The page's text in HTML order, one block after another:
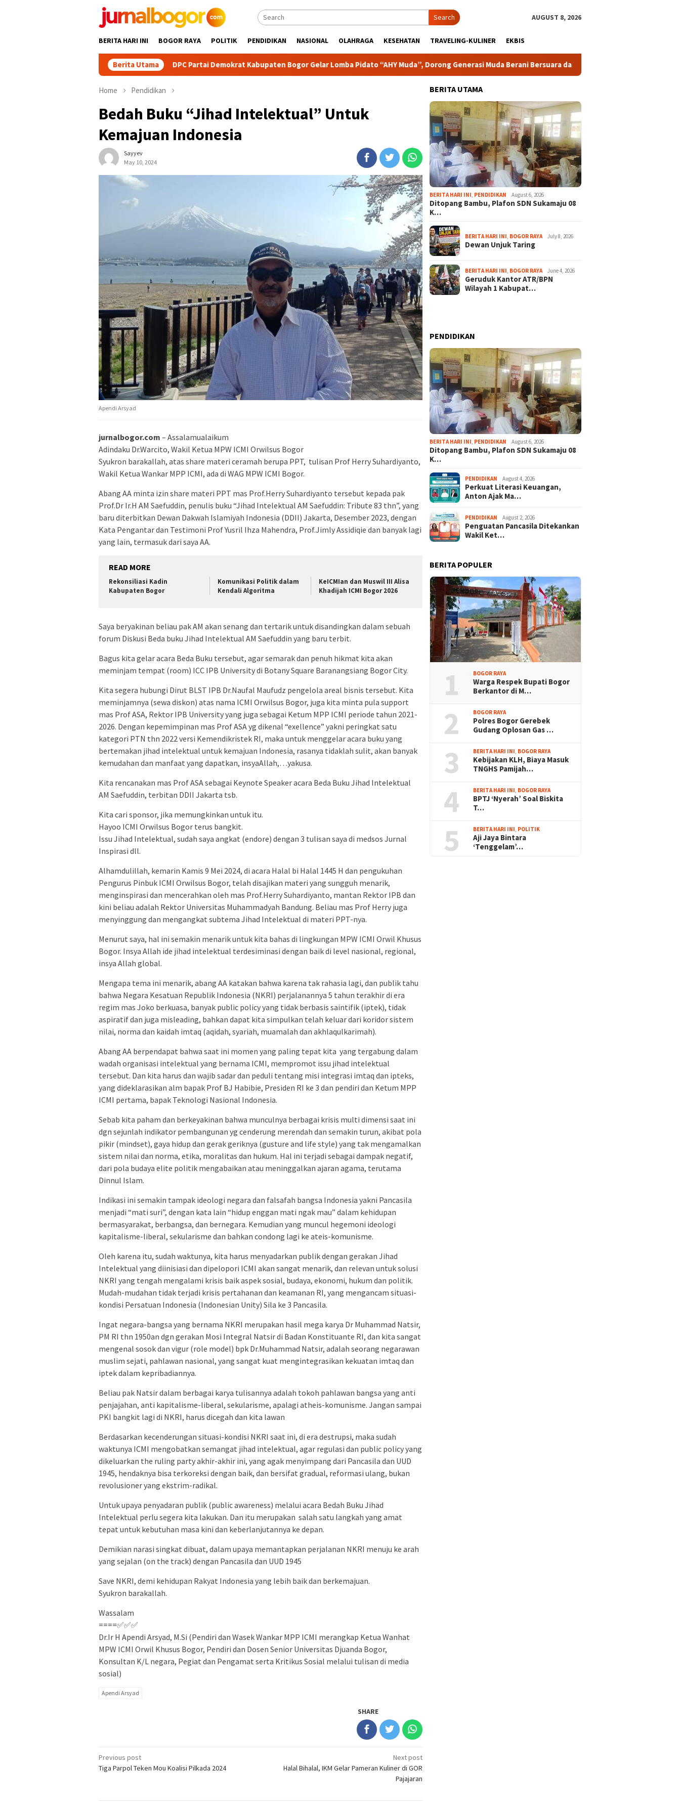
Search AUGUST 8, 2026
BERITA HARI INI BOGOR RAYA POLITIK PENDIDIKAN NASIONAL OLAHRAGA KESEHATAN TRAVELING-KULINER EKBIS
Berita Utama
DPC Partai Demokrat Kabupaten Bogor Gelar Lomba Pidato “AHY Muda”, Dorong Generasi Muda Berani Bersuara dan Merawat Demokrasi
Home Pendidikan
Bedah Buku “Jihad Intelektual” Untuk
Kemajuan Indonesia
Sayyev
May 10, 2024
Apendi Arsyad
jurnalbogor.com – Assalamualaikum
Adindaku Dr.Warcito, Wakil Ketua MPW ICMI Orwilsus Bogor
Syukron barakallah, atas share materi ceramah berupa PPT, tulisan Prof Herry Suhardiyanto,
Wakil Ketua Wankar MPP ICMI, ada di WAG MPW ICMI Bogor.
Abang AA minta izin share materi PPT mas Prof.Herry Suhardiyanto tersebut kepada pak
Prof.Dr Ir.H AM Saefuddin, penulis buku “Jihad Intelektual AM Saefuddin: Tribute 83 thn”, yang
baru diterbitkan Dewan Dakwah Islamiyah Indonesia (DDII) Jakarta, Desember 2023, dengan
Kata Pengantar dan Testimoni Prof Yusril Ihza Mahendra, Prof.Jimly Assidiqie dan banyak lagi
yang lain, termasuk dari saya AA.
READ MORE
Rekonsiliasi Kadin
Kabupaten Bogor
Komunikasi Politik dalam
Kendali Algoritma
KeICMIan dan Muswil III Alisa
Khadijah ICMI Bogor 2026
Saya beryakinan beliau pak AM akan senang dan tertarik untuk disandingkan dalam sebuah
forum Diskusi Beda buku Jihad Intelektual AM Saefuddin yang baru terbit.
Bagus kita gelar acara Beda Buku tersebut, agar semarak dan penuh hikmat kita akan
meminjam tempat (room) ICC IPB University di Botany Square Baranangsiang Bogor City.
Kita segera hubungi Dirut BLST IPB Dr.Naufal Maufudz pengelola areal bisnis tersebut. Kita
meminjamnya (sewa diskon) atas nama ICMI Orwilsus Bogor, juga kita minta pula support
mas Prof ASA, Rektor IPB University yang juga sebagai Ketum MPP ICMI periode tahun 2021-
2026. Dengan kepemimpinan mas Prof ASA yg dikenal “exellence” yakni peringkat satu
kategori PTN thn 2022 versi Kemendikristek RI, maka untuk menggelar acara buku yang
bertemakan jihad intelektual untuk kemajuan Indonesia, rasanya tidaklah sulit, akan banyak
kemudahan dan manfaat yang dapatkan, insyaAllah,…yakusa.
Kita rencanakan mas Prof ASA sebagai Keynote Speaker acara Beda Buku Jihad Intelektual
AM Saefuddin, terbitan DDII Jakarta tsb.
Kita cari sponsor, jika memungkinkan untuk itu.
Hayoo ICMI Orwilsus Bogor terus bangkit.
Issu Jihad Intelektual, sudah saya angkat (endore) dengan 3 tulisan saya di medsos Jurnal
Inspirasi dll.
Alhamdulillah, kemarin Kamis 9 Mei 2024, di acara Halal bi Halal 1445 H dan pengukuhan
Pengurus Pinbuk ICMI Orwilsus Bogor, telah disajikan materi yang sungguh menarik,
menginspirasi dan mencerahkan oleh mas Prof.Herry Suhardiyanto, mantan Rektor IPB dan
kini beliau adalah Rektor Universitas Muhammadyah Bandung. Beliau mas Prof Herry juga
menyinggung dan mengangkat subtema Jihad Intelektual di materi PPT-nya.
Menurut saya, hal ini semakin menarik untuk kita bahas di lingkungan MPW ICMI Orwil Khusus
Bogor. Insya Allah ide jihad intelektual terdesiminasi dengan baik di level nasional, regional,
insya Allah global.
Mengapa tema ini menarik, abang AA katakan bahwa karena tak rahasia lagi, dan publik tahu
bahwa Negara Kesatuan Republik Indonesia (NKRI) perjalanannya 5 tahun terakhir di era
regim mas Joko berkuasa, banyak public policy yang tidak berbasis saintifik (iptek), tidak
aspiratif dan juga misleading, bahkan dapat kita simpulkan telah keluar dari koridor sistem
nilai, norma dan kaidah imtaq (aqidah, syariah, muamalah dan akhlaqulkarimah).
Abang AA berpendapat bahwa saat ini momen yang paling tepat kita yang tergabung dalam
wadah organisasi intelektual yang bernama ICMI, mempromot issu jihad intelektual
tersebut. Dan kita harus dan wajib sadar dan peduli tentang misi integrasi imtaq dan ipteks,
yang dideklarasikan alm bapak Prof BJ Habibie, Presiden RI ke 3 dan pendiri dan Ketum MPP
ICMI pertama, bapak Teknologi Nasional Indonesia.
Sebab kita paham dan berkeyakinan bahwa munculnya berbagai krisis multi dimensi saat ini
dgn sejunlah indikator pembangunan yg cenderung merendah dan semakin turun, akibat pola
pikir (mindset), gaya hidup dan gerak geriknya (gusture and life style) yang tak mengamalkan
sistem nilai dan norma, etika, moralitas dan hukum. Hal ini terjadi sebagai dampak negatif,
dari pola budaya elite politik mengabaikan atau meninggalkan ajaran agama, terutama
Dinnul Islam.
Indikasi ini semakin tampak ideologi negara dan falsafah bangsa Indonesia yakni Pancasila
menjadi “mati suri”, dengan kata lain “hidup enggan mati ngak mau” dalam kehidupan
bermasyarakat, berbangsa, dan bernegara. Kemudian yang muncul hegemoni ideologi
kapitalisme-liberal, sekularisme dan bahkan condong lagi ke ateis-komunisme.
Oleh karena itu, sudah waktunya, kita harus menyadarkan publik dengan gerakan Jihad
Intelektual yang diinisiasi dan dipelopori ICMI akan sangat menarik, dan relevan untuk solusi
NKRI yang tengah mengalami krisis baik aspek sosial, budaya, ekonomi, hukum dan politik.
Mudah-mudahan tidak terjadi krisis pertahanan dan keamanan RI, yang mengancam situasi-
kondisi Persatuan Indonesia (Indonesian Unity) Sila ke 3 Pancasila.
Ingat negara-bangsa yang bernama NKRI merupakan hasil mega karya Dr Muhammad Natsir,
PM RI thn 1950an dgn gerakan Mosi Integral Natsir di Badan Konstituante RI, dan kita sangat
mengenal sosok dan vigur (role model) bpk Dr.Muhammad Natsir, adalah seorang negarawan
muslim sejati, pahlawan nasional, yang sangat kuat mengintegrasikan kekuatan imtaq dan
iptek dalam kepribadiannya.
Beliau pak Natsir dalam berbagai karya tulisannya adalah tokoh pahlawan bangsa yang anti
penjajahan, anti kapitalisme-liberal, sekularisme, apalagi atheis-komunisme. Jangan sampai
PKI bangkit lagi di NKRI, harus dicegah dan kita lawan
Berdasarkan kecenderungan situasi-kondisi NKRI saat ini, di era destrupsi, maka sudah
waktunya ICMI mengobatkan semangat jihad intelektual, agar regulasi dan public policy yang
dikeluarkan the ruling party akhir-akhir ini, yang agak menyimpang dari Pancasila dan UUD
1945, hendaknya bisa terkoreksi dengan baik, dan bersifat gradual, reformasi ulang, bukan
revolusioner yang ekstrim-radikal.
Untuk upaya penyadaran publik (public awareness) melalui acara Bedah Buku Jihad
Intelektual perlu segera kita lakukan. Dan itu merupakan salah satu langkah yang amat
tepat untuk kebutuhan masa kini dan keberlanjutannya ke depan.
Demikian narasi singkat dibuat, dalam upaya memantapkan perjalanan NKRI menuju ke arah
yang sejalan (on the track) dengan Pancasila dan UUD 1945
Save NKRI, demi kehidupan Rakyat Indonesia yang lebih baik dan berkemajuan.
Syukron barakallah.
Wassalam
====✅✅✅
Dr.Ir H Apendi Arsyad, M.Si (Pendiri dan Wasek Wankar MPP ICMI merangkap Ketua Wanhat
MPW ICMI Orwil Khusus Bogor, Pendiri dan Dosen Senior Universitas Djuanda Bogor,
Konsultan K/L negara, Pegiat dan Pengamat serta Kritikus Sosial melalui tulisan di media
sosial)
Apendi Arsyad
SHARE
Post
navigation
Previous post
Tiga Parpol Teken Mou Koalisi Pilkada 2024
Next post
Halal Bihalal, IKM Gelar Pameran Kuliner di GOR
Pajajaran
BERITA UTAMA
BERITA HARI INI PENDIDIKAN August 6, 2026
Ditopang Bambu, Plafon SDN Sukamaju 08
K…
BERITA HARI INI BOGOR RAYA July 8, 2026
Dewan Unjuk Taring
BERITA HARI INI BOGOR RAYA June 4, 2026
Geruduk Kantor ATR/BPN
Wilayah 1 Kabupat…
PENDIDIKAN
BERITA HARI INI PENDIDIKAN August 6, 2026
Ditopang Bambu, Plafon SDN Sukamaju 08
K…
PENDIDIKAN August 4, 2026
Perkuat Literasi Keuangan,
Anton Ajak Ma…
PENDIDIKAN August 2, 2026
Penguatan Pancasila Ditekankan
Wakil Ket…
BERITA POPULER
1 BOGOR RAYA
Warga Respek Bupati Bogor
Berkantor di M…
2 BOGOR RAYA
Polres Bogor Gerebek
Gudang Oplosan Gas …
3 BERITA HARI INI, BOGOR RAYA
Kebijakan KLH, Biaya Masuk
TNGHS Pamijah…
4 BERITA HARI INI, BOGOR RAYA
BPTJ ‘Nyerah’ Soal Biskita
T…
5 BERITA HARI INI, POLITIK
Aji Jaya Bintara
‘Tenggelam’…